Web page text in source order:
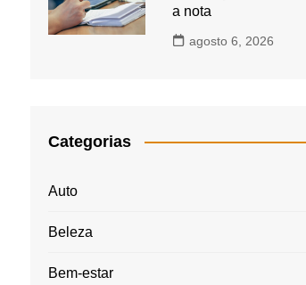
a nota
agosto 6, 2026
Categorias
Auto
Beleza
Bem-estar